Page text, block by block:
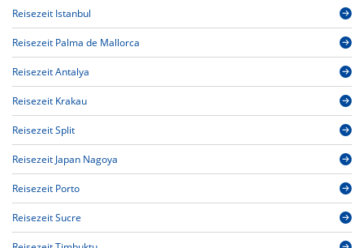
Reisezeit Istanbul
Reisezeit Palma de Mallorca
Reisezeit Antalya
Reisezeit Krakau
Reisezeit Split
Reisezeit Japan Nagoya
Reisezeit Porto
Reisezeit Sucre